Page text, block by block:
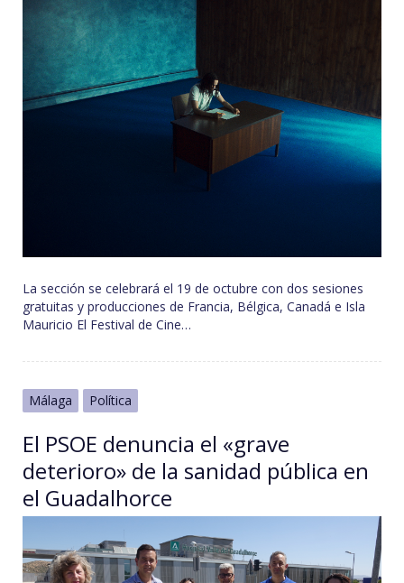
La sección se celebrará el 19 de octubre con dos sesiones
gratuitas y producciones de Francia, Bélgica, Canadá e Isla
Mauricio El Festival de Cine…
Málaga Política
El PSOE denuncia el «grave
deterioro» de la sanidad pública en
el Guadalhorce